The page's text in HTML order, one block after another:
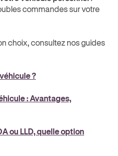
commandes sur votre
choix, consultez nos guides
?
: Avantages,
ou LLD, quelle option